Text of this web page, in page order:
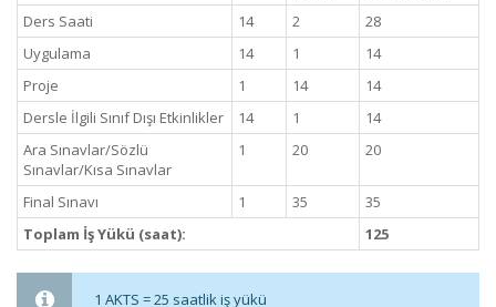
Ders Saati
14 2
28
Uygulama
14 1
14
Proje
1 14
14
Dersle İlgili Sınıf Dışı Etkinlikler
14 1
14
Ara Sınavlar/Sözlü
Sınavlar/Kısa Sınavlar
1 20 20
Final Sınavı 1 35
35
Toplam İş Yükü (saat):
125
1 AKTS = 25 saatlik iş yükü